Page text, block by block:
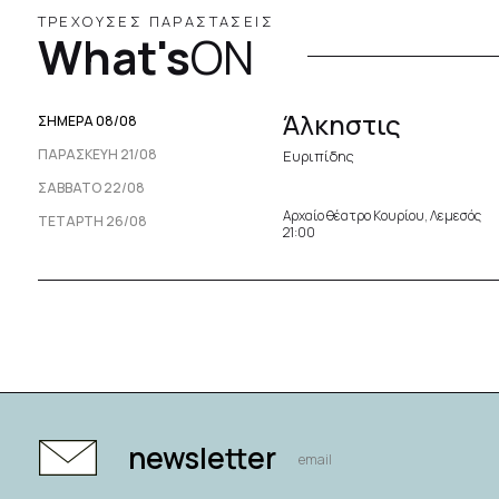
ΤΡΕΧΟΥΣΕΣ ΠΑΡΑΣΤΑΣΕΙΣ
What'sON
ΣΗΜΕΡΑ 08/08
ΠΑΡΑΣΚΕΥΉ 21/08
ΣΆΒΒΑΤΟ 22/08
ΤΕΤΆΡΤΗ 26/08
Άλκηστις
Ευριπίδης
Αρχαίο θέατρο Κουρίου, Λεμεσός
21:00
newsletter